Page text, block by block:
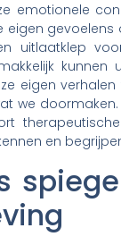
emotionele
eigen gevoelens
uitlaatklep
kunnen
eigen
we
en